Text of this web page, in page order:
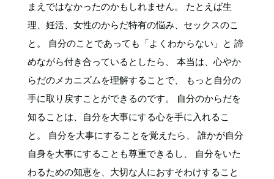
まえではなかったのかもしれません。 たとえば生
理、妊活、女性のからだ特有の悩み、セックスのこ
と。 自分のことであっても「よくわからない」と 諦
めながら付き合っているとしたら、 本当は、心やか
らだのメカニズムを理解することで、 もっと自分の
手に取り戻すことができるのです。 自分のからだを
知ることは、自分を大事にする心を手に入れるこ
と。 自分を大事にすることを覚えたら、 誰かが自分
自身を大事にすることも尊重できるし、 自分をいた
わるための知恵を、大切な人におすそわけすること